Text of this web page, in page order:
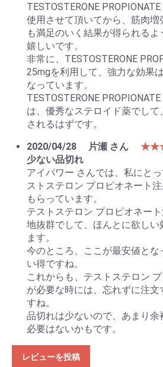
TESTOSTERONE
使用させて頂いてから、筋肉増
も満足のいく結果が得られる
嬉しいです。
非常に、TESTOSTERONE
25mgを利用して、強力な効果
なっています。
TESTOSTERONE
は、優秀なステロイド薬でし
されるはずです。
2020/04/28
片瀬 さん
少ない品切れ
アイパワー さんでは、私にと
ストステロン プロピオネート
もらっています。
テストステロン プロピオネー
地抜群でして、ほんとに欲しい
ます。
今のところ、ここが最安値とな
い得ですね。
これからも、テストステロン
が必要な時には、忘れずに注
すね。
品切れは少ないので、あまり余
必要はないかもです。
レビューを投稿